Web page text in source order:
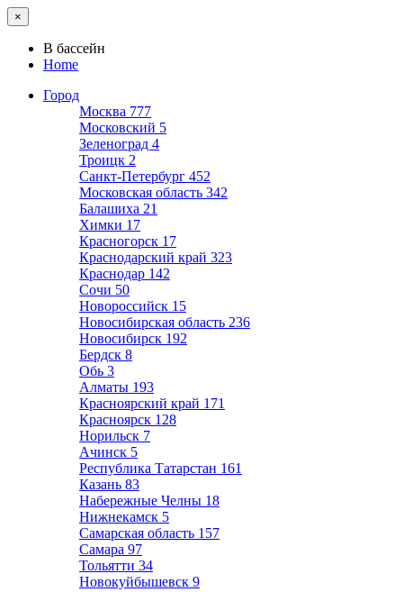
×
В бассейн
Home
Город
Москва 777
Московский 5
Зеленоград 4
Троицк 2
Санкт-Петербург 452
Московская область 342
Балашиха 21
Химки 17
Красногорск 17
Краснодарский край 323
Краснодар 142
Сочи 50
Новороссийск 15
Новосибирская область 236
Новосибирск 192
Бердск 8
Обь 3
Алматы 193
Красноярский край 171
Красноярск 128
Норильск 7
Ачинск 5
Республика Татарстан 161
Казань 83
Набережные Челны 18
Нижнекамск 5
Самарская область 157
Самара 97
Тольятти 34
Новокуйбышевск 9